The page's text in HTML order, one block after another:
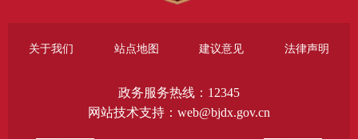
关于我们 站点地图 建议意见 法律声明
政务服务热线：12345
网站技术支持：web@bjdx.gov.cn